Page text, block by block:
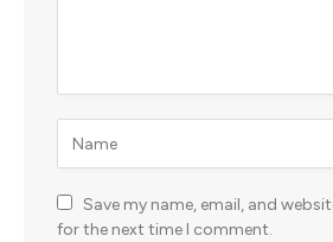
Save my name, email, and
for the next time I comment.